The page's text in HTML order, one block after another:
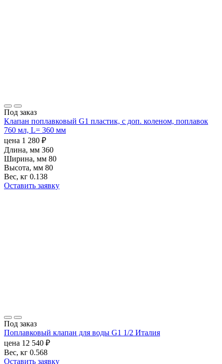
Под заказ
Клапан поплавковый G1 пластик, с доп. коленом, поплавок
760 мл, L= 360 мм
цена 1 280 ₽
Длина, мм 360
Ширина, мм 80
Высота, мм 80
Вес, кг 0.138
Оставить заявку
Под заказ
Поплавковый клапан для воды G1 1/2 Италия
цена 12 540 ₽
Вес, кг 0.568
Оставить заявку